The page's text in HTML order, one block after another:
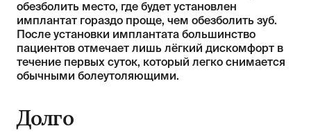
обезболить место, где будет установлен
имплантат гораздо проще, чем обезболить зуб.
После установки имплантата большинство
пациентов отмечает лишь лёгкий дискомфорт в
течение первых суток, который легко снимается
обычными болеутоляющими.
Долго